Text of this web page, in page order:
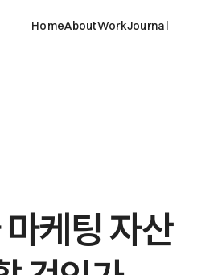
HomeAboutWorkJournal
케팅 자산